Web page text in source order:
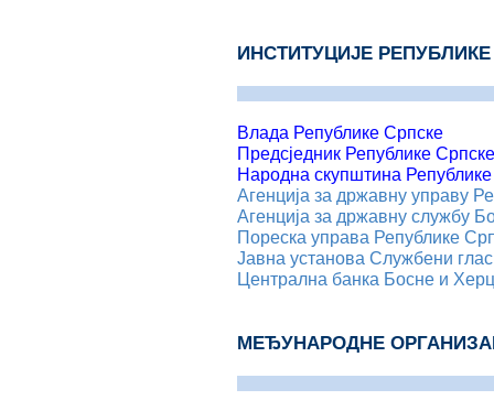
ИНСТИТУЦИЈЕ
Влада Републике Српске
Предсједник Републике Српске
Народна скупштина
Агенција за државну управу
Агенција за државну службу
Пореска управа Републике
Јавна установа Службени
Централна банка Босне и
МЕЂУНАРОДНЕ